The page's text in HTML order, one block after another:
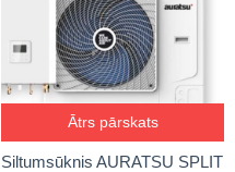
Ātrs pārskats
Siltumsūknis AURATSU SPLIT